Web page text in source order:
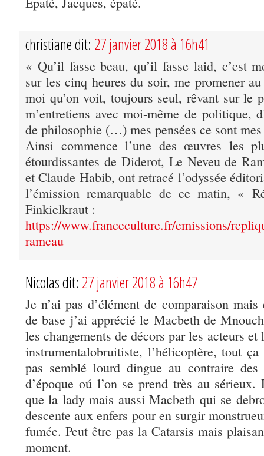
christiane dit: 27 janvier 2018 à 16h41
« Qu’il fasse beau, qu’il fasse laid, c’est
sur les cinq heures du soir, me promener
moi qu’on voit, toujours seul, rêvant sur le
m’entretiens avec moi-même de politique,
de philosophie (…) mes pensées ce sont
Ainsi commence l’une des œuvres les
étourdissantes de Diderot, Le Neveu de
et Claude Habib, ont retracé l’odyssée
l’émission remarquable de ce matin, «
Finkielkraut :
https://www.franceculture.fr/emissions/
rameau
Nicolas dit: 27 janvier 2018 à 16h47
Je n’ai pas d’élément de comparaison
de base j’ai apprécié le Macbeth de
les changements de décors par les acteurs
instrumentalobruitiste, l’hélicoptère, tout
pas semblé lourd dingue au contraire des
d’époque oú l’on se prend très au
que la lady mais aussi Macbeth qui se
descente aux enfers pour en surgir
fumée. Peut être pas la Catarsis mais
moment.